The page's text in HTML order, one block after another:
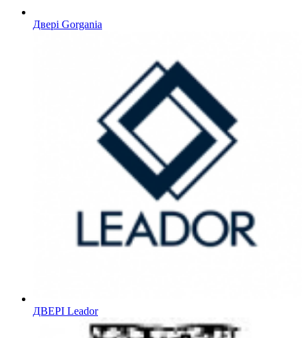
Двері Gorgania
ДВЕРІ Leador